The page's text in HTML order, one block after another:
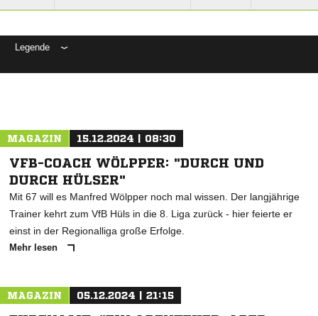
Legende
MAGAZIN 15.12.2024 | 08:30
VFB-COACH WÖLPPER: "DURCH UND
DURCH HÜLSER"
Mit 67 will es Manfred Wölpper noch mal wissen. Der langjährige
Trainer kehrt zum VfB Hüls in die 8. Liga zurück - hier feierte er
einst in der Regionalliga große Erfolge.
Mehr lesen
MAGAZIN 05.12.2024 | 21:15